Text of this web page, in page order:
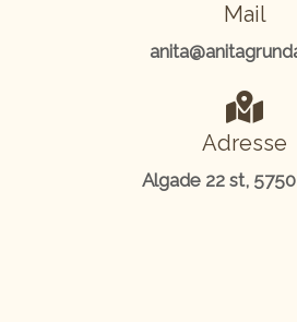
Mail
Adresse
Algade 22 st,